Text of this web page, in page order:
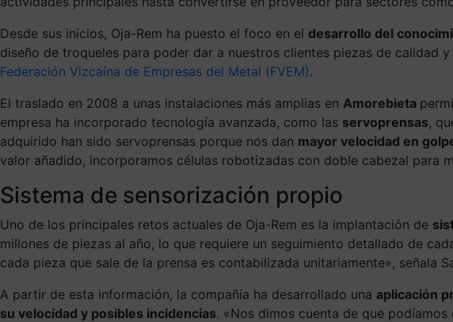
Desde sus inicios, Oja-Rem ha puesto el foco en el desarrollo del
diseño de troqueles para poder dar a nuestros clientes piezas de calidad
Federación Vizcaína de Empresas del Metal (FVEM).
El traslado en 2008 a unas instalaciones más amplias en Amorebieta
empresa ha incorporado tecnología avanzada, como las servoprensas,
adquirido han sido servoprensas porque nos dan mayor velocidad en
valor añadido, incorporamos células robotizadas con doble cabezal para
Sistema de sensorización propio
Uno de los principales retos actuales de Oja-Rem es la implantación de
millones de piezas al año, lo que requiere un seguimiento detallado de
cada pieza que sale de la prensa es contabilizada unitariamente», señala
A partir de esta información, la compañía ha desarrollado una aplicación
su velocidad y posibles incidencias. «Nos dimos cuenta de que